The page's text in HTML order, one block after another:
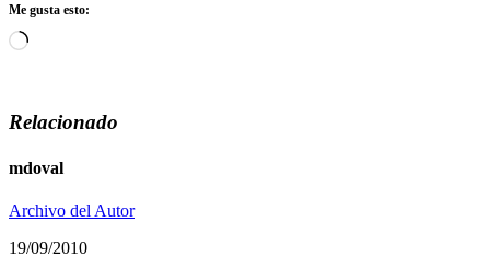
Me gusta esto:
Cargando...
Relacionado
mdoval
Archivo del Autor
19/09/2010